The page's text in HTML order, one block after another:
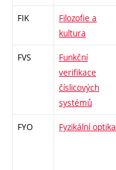
FIK
Filozofie a
kultura
FVS
Funkční
verifikace
číslicových
systémů
FYO Fyzikální optika